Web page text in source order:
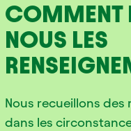
COMMENT
NOUS LES
Nous recueillons
dans les